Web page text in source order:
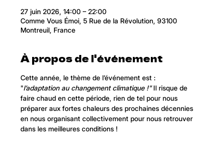
27 juin 2026, 14:00 – 22:00
Comme Vous Émoi, 5 Rue de la Révolution, 93100
Montreuil, France
À propos de l'événement
Cette année, le thème de l’événement est :
"l’adaptation au changement climatique !" Il risque de
faire chaud en cette période, rien de tel pour nous
préparer aux fortes chaleurs des prochaines décennies
en nous organisant collectivement pour nous retrouver
dans les meilleures conditions !